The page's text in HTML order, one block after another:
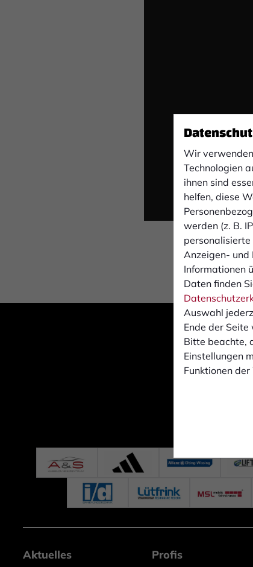
Wir
Technologien
ihnen sind
helfen, diese
werden (z. B.
Anzeigen- und
Informationen
Daten finden
Auswahl
Ende der
Bitte beachte,
Einstellungen
Funktionen
Aktuelles Profis